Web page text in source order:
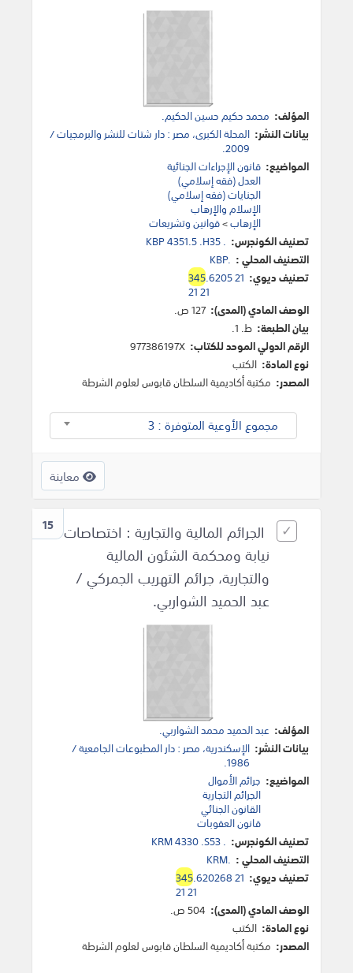
المؤلف: محمد حكيم حسين الحكيم.
بيانات النشر: المحلة الكبرى، مصر : دار شتات للنشر والبرمجيات /
2009.
المواضيع: قانون الإجراءات الجنائية
العدل (فقه إسلامي)
الجنايات (فقه إسلامي)
الإسلام والإرهاب
الإرهاب>قوانين وتشريعات
تصنيف الكونجرس: KBP 4351.5 .H35 .
التصنيف المحلي : KBP.
تصنيف ديوي:
345.6205 21
21 21
الوصف المادي (المدى): 127 ص.
بيان الطبعة: ط. 1.
الرقم الدولي الموحد للكتاب: 977386197X
نوع المادة: الكتب
المصدر: مكتبة أكاديمية السلطان قابوس لعلوم الشرطة
مجموع الأوعية المتوفرة : 3
معاينة
15 الجرائم المالية والتجارية : اختصاصات
نيابة ومحكمة الشئون المالية
والتجارية، جرائم التهريب الجمركي /
عبد الحميد الشواربي.
المؤلف: عبد الحميد محمد الشواربي.
بيانات النشر: الإسكندرية، مصر : دار المطبوعات الجامعية /
1986.
المواضيع: جرائم الأموال
الجرائم التجارية
القانون الجنائي
قانون العقوبات
تصنيف الكونجرس: KRM 4330 .S53 .
التصنيف المحلي : KRM.
تصنيف ديوي:
345.620268 21
21 21
الوصف المادي (المدى): 504 ص.
نوع المادة: الكتب
المصدر: مكتبة أكاديمية السلطان قابوس لعلوم الشرطة